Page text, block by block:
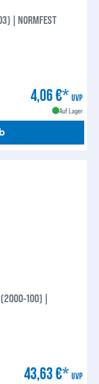
| NORMFEST
4,06 €* UVP
Auf Lager
(2000-100) |
43,63 €* UVP